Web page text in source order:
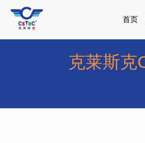
容
首页
克莱斯克